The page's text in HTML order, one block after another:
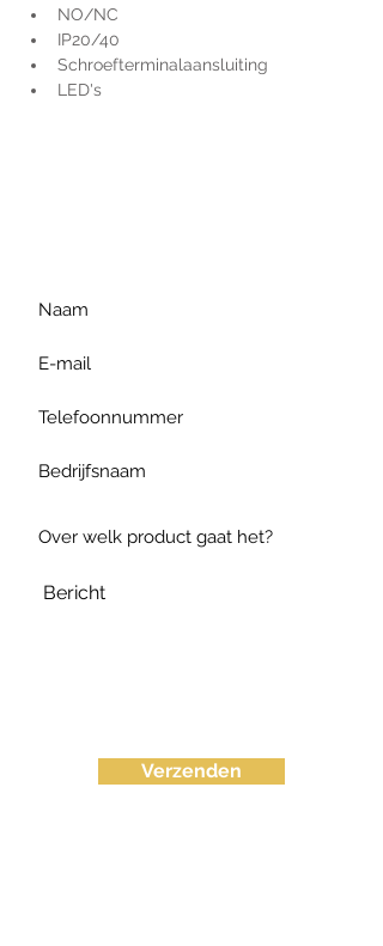
NO/NC
IP20/40
Schroefterminalaansluiting
LED's
Verzenden